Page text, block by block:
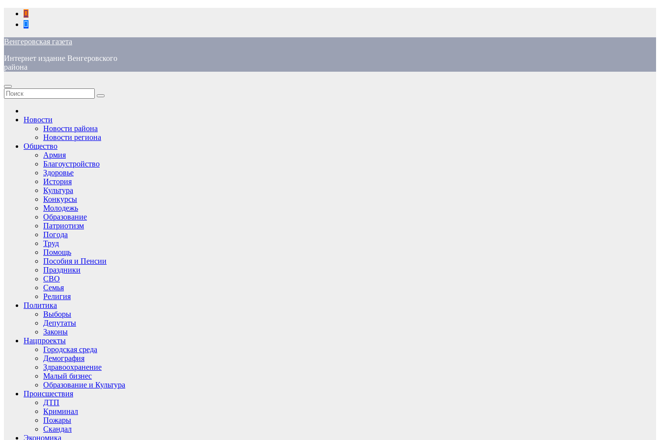
Перейти
содержимому
Венгеровская газета
Интернет издание Венгеровского
района
Новости
Новости района
Новости региона
Общество
Армия
Благоустройство
Здоровье
История
Культура
Конкурсы
Молодежь
Образование
Патриотизм
Погода
Труд
Помощь
Пособия и Пенсии
Праздники
СВО
Семья
Религия
Политика
Выборы
Депутаты
Законы
Нацпроекты
Городская среда
Демография
Здравоохранение
Малый бизнес
Образование и Культура
Происшествия
ДТП
Криминал
Пожары
Скандал
Экономика